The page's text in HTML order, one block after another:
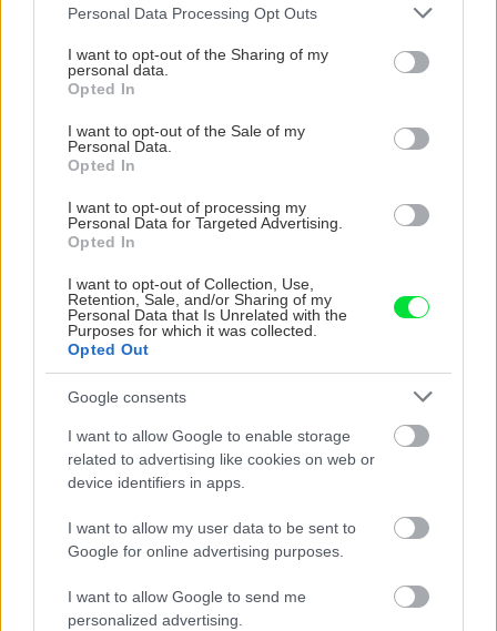
Please note that this website/app uses one or more Google
not limited to your visit or usage behaviour. You may click to
grant or deny consent to Google and its third-party tags to
use your data for below specified purposes in below Google
consent section.
Personal Data Processing Opt Outs
I want to opt-out of the Sharing of my
personal data.
Opted In
I want to opt-out of the Sale of my
Personal Data.
Opted In
I want to opt-out of processing my
Personal Data for Targeted Advertising.
Opted In
I want to opt-out of Collection, Use,
Retention, Sale, and/or Sharing of my
Personal Data that Is Unrelated with the
Purposes for which it was collected.
Opted Out
Google consents
I want to allow Google to enable storage
related to advertising like cookies on web or
device identifiers in apps.
I want to allow my user data to be sent to
Google for online advertising purposes.
I want to allow Google to send me
personalized advertising.
Trvalky, ktoré znesú
sucho a teplo? Tieto
vysaďte na miesta, na
ktoré slnko svieti celý
Nemusí to byť len
krások, ktoré rozžiaria
vašu záhradu
Môže aspirín zachrániť
rastliny? Pravda vás
možno prekvapí
nakladačiek: Ako ich
podporiť k druhej vlne
kvitnutia?